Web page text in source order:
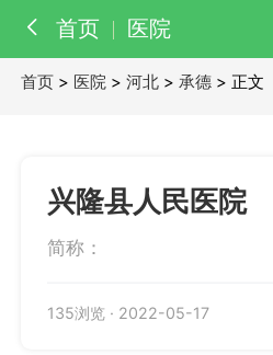
首页 医院
首页 > 医院 >河北 >承德 > 正文
兴隆县人民医院
简称：
135浏览 · 2022-05-17